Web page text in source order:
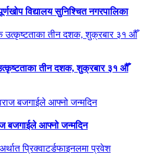
विद्यालय सुनिश्चित नगरपालिका
उत्कृष्टताका तीन दशक, शुक्रबार ३१ औँ
बजगाईले आफ्नो जन्मदिन